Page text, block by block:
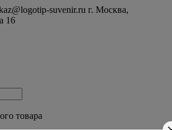
suvenir.ru г. Москва,
16
товара